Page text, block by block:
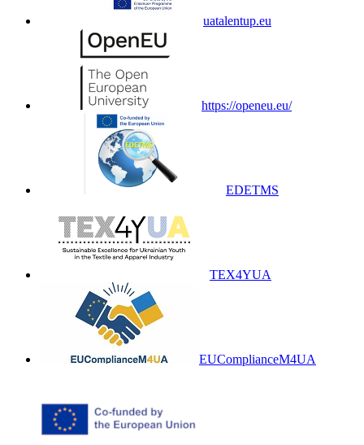
uatalentup.eu
https://openeu.eu/
EDETMS
TEX4YUA
EUComplianceM4UA